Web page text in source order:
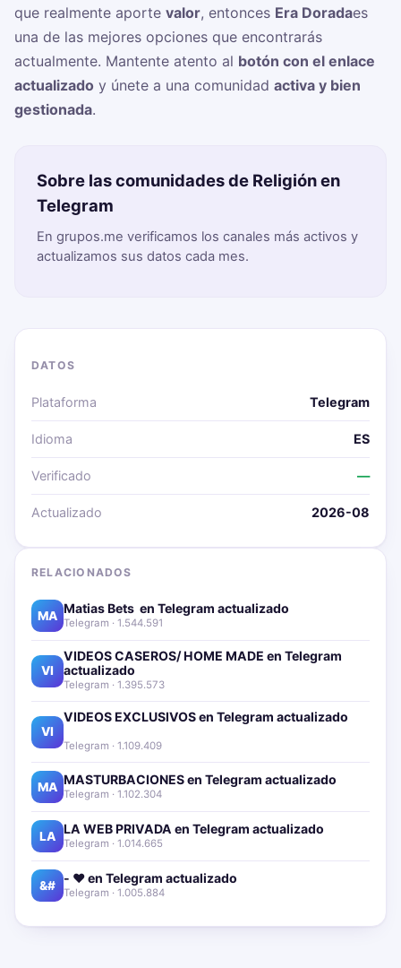
que realmente aporte valor, entonces Era Doradaes
una de las mejores opciones que encontrarás
actualmente. Mantente atento al botón con el enlace
actualizado y únete a una comunidad activa y bien
gestionada.
Sobre las comunidades de Religión en
Telegram
En grupos.me verificamos los canales más activos y
actualizamos sus datos cada mes.
DATOS
Plataforma Telegram
Idioma ES
Verificado —
Actualizado 2026-08
RELACIONADOS
MA Matias Bets ‍ en Telegram actualizado📱🔥
Telegram · 1.544.591
VI
VIDEOS CASEROS/ HOME MADE en Telegram
actualizado📱🔥
Telegram · 1.395.573
VI
VIDEOS EXCLUSIVOS en Telegram actualizado📱
Telegram · 1.109.409
MA MASTURBACIONES en Telegram actualizado📱🔥
Telegram · 1.102.304
LA LA WEB PRIVADA en Telegram actualizado📱🔥
Telegram · 1.014.665
&# - ❤️ en Telegram actualizado📱🔥
Telegram · 1.005.884